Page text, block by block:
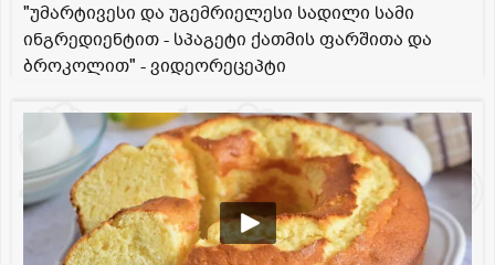
"უმარტივესი და უგემრიელესი სადილი სამი
ინგრედიენტით - სპაგეტი ქათმის ფარშითა და
ბროკოლით" - ვიდეორეცეპტი